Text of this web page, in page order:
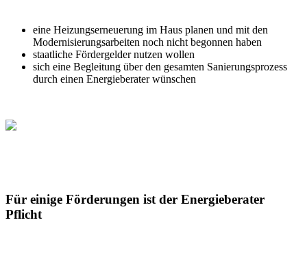
eine Heizungserneuerung im Haus planen und mit den
Modernisierungsarbeiten noch nicht begonnen haben
staatliche Fördergelder nutzen wollen
sich eine Begleitung über den gesamten Sanierungsprozess
durch einen Energieberater wünschen
Für einige Förderungen ist der Energieberater
Pflicht